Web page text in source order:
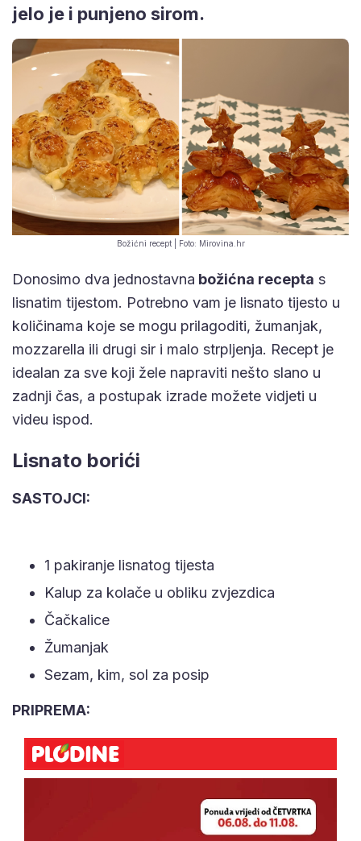
jelo je i punjeno sirom.
Božićni recept | Foto: Mirovina.hr
Donosimo dva jednostavna božićna recepta s
lisnatim tijestom. Potrebno vam je lisnato tijesto u
količinama koje se mogu prilagoditi, žumanjak,
mozzarella ili drugi sir i malo strpljenja. Recept je
idealan za sve koji žele napraviti nešto slano u
zadnji čas, a postupak izrade možete vidjeti u
videu ispod.
Lisnato borići
SASTOJCI:
1 pakiranje lisnatog tijesta
Kalup za kolače u obliku zvjezdica
Čačkalice
Žumanjak
Sezam, kim, sol za posip
PRIPREMA: